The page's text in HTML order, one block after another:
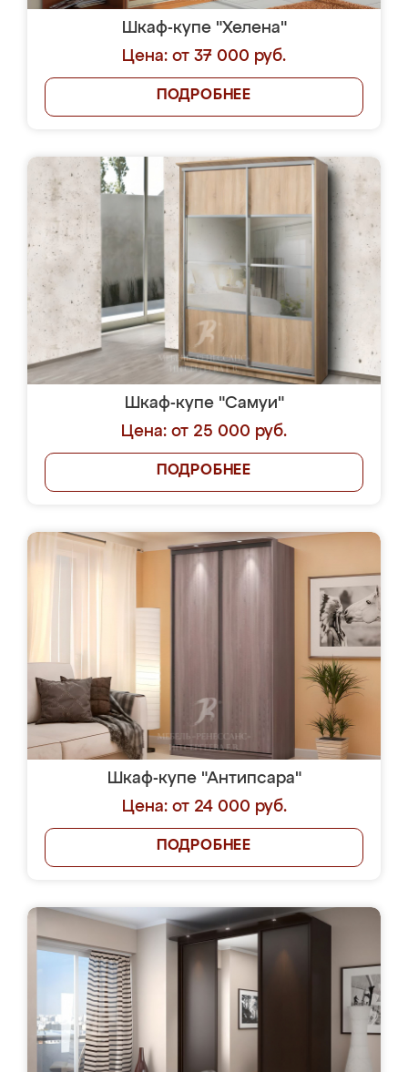
Шкаф-купе "Хелена"
Цена: от 37 000 руб.
ПОДРОБНЕЕ
Шкаф-купе "Самуи"
Цена: от 25 000 руб.
ПОДРОБНЕЕ
Шкаф-купе "Антипсара"
Цена: от 24 000 руб.
ПОДРОБНЕЕ